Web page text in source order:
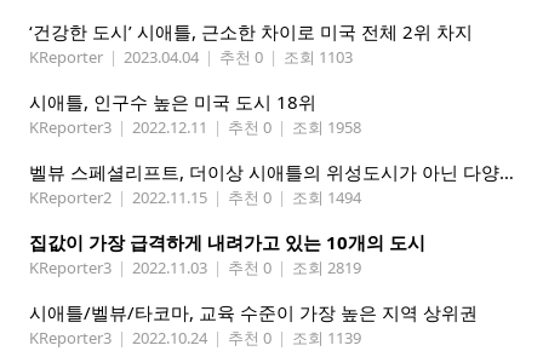
‘건강한 도시’ 시애틀, 근소한 차이로 미국 전체 2위 차지
KReporter | 2023.04.04 | 추천 0 | 조회 1103
시애틀, 인구수 높은 미국 도시 18위
KReporter3 | 2022.12.11 | 추천 0 | 조회 1958
벨뷰 스페셜리프트, 더이상 시애틀의 위성도시가 아닌 다양성이 풍부한 도시로 변천
KReporter2 | 2022.11.15 | 추천 0 | 조회 1494
집값이 가장 급격하게 내려가고 있는 10개의 도시
KReporter3 | 2022.11.03 | 추천 0 | 조회 2819
시애틀/벨뷰/타코마, 교육 수준이 가장 높은 지역 상위권
KReporter3 | 2022.10.24 | 추천 0 | 조회 1139